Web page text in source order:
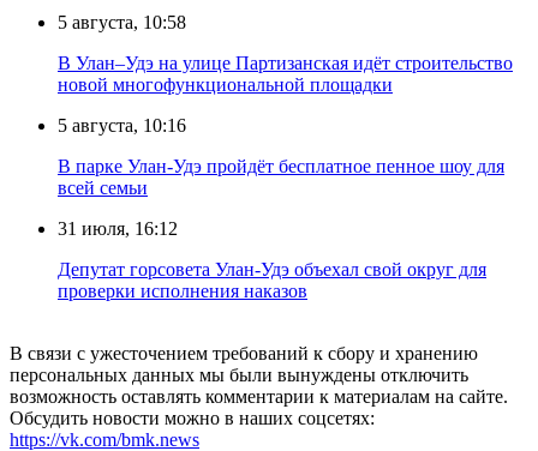
5 августа, 10:58
В Улан–Удэ на улице Партизанская идёт строительство
новой многофункциональной площадки
5 августа, 10:16
В парке Улан-Удэ пройдёт бесплатное пенное шоу для
всей семьи
31 июля, 16:12
Депутат горсовета Улан-Удэ объехал свой округ для
проверки исполнения наказов
В связи с ужесточением требований к сбору и хранению
персональных данных мы были вынуждены отключить
возможность оставлять комментарии к материалам на сайте.
Обсудить новости можно в наших соцсетях:
https://vk.com/bmk.news